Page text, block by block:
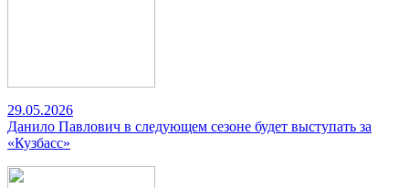
29.05.2026
Данило Павлович в следующем сезоне будет выступать за
«Кузбасс»